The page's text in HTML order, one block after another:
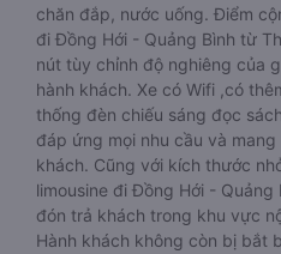
chăn đắp, nước uống. Điểm
đi Đồng Hới - Quảng Bình từ
nút tùy chỉnh độ nghiêng của
hành khách. Xe có Wifi ,có
thống đèn chiếu sáng đọc
đáp ứng mọi nhu cầu và
khách. Cũng với kích thước
limousine đi Đồng Hới -
đón trả khách trong khu vực
Hành khách không còn bị bắt